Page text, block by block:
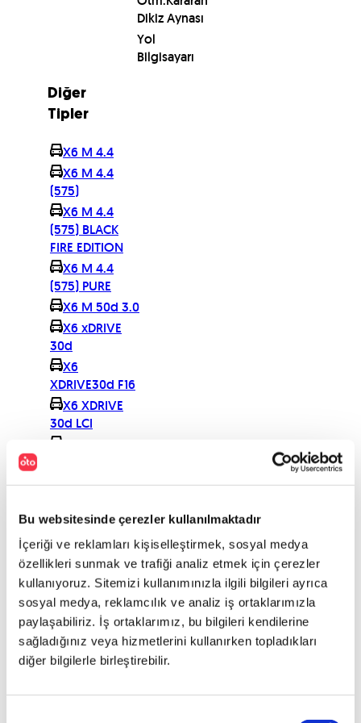
Bu websitesinde çerezler kullanılmaktadır
İçeriği ve reklamları kişiselleştirmek, sosyal medya
özellikleri sunmak ve trafiği analiz etmek için çerezler
kullanıyoruz. Sitemizi kullanımınızla ilgili bilgileri ayrıca
sosyal medya, reklamcılık ve analiz iş ortaklarımızla
paylaşabiliriz. İş ortaklarımız, bu bilgileri kendilerine
sağladığınız veya hizmetlerini kullanırken topladıkları
diğer bilgilerle birleştirebilir.
Dikiz Aynası
Yol
Bilgisayarı
Diğer
Tipler
X6 M 4.4
X6 M 4.4
(575)
X6 M 4.4
(575) BLACK
FIRE EDITION
X6 M 4.4
(575) PURE
X6 M 50d 3.0
X6 xDRIVE
30d
X6
XDRIVE30d F16
X6 XDRIVE
30d LCI
X6 XDRIVE
X6 XDRIVE
40d
X6
XDRIVE40d 3.0
(3139 PURE
LUXURY
X6
XDRIVE40d 3.0
313 M PLUS
X6